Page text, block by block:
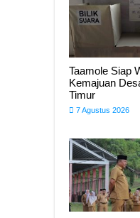
Taamole Siap
Kemajuan
Timur
7 Agustus 2026